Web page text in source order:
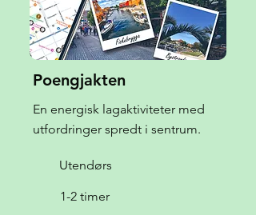
Poengjakten
En energisk lagaktiviteter med
utfordringer spredt i sentrum.
Utendørs
1-2 timer